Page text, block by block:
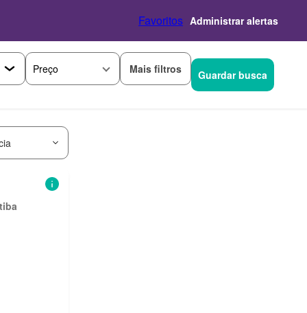
Favoritos Administrar alertas
Preço Mais filtros Guardar busca